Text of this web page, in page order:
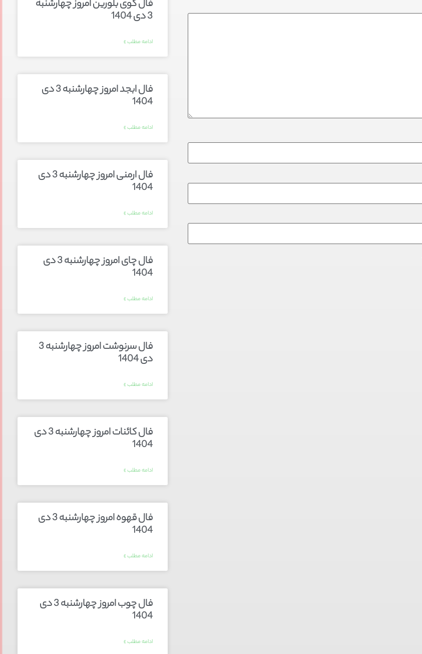
فال گوی بلورین امروز چهارشنبه
3 دی 1404
ادامه مطلب »
فال ابجد امروز چهارشنبه 3 دی
1404
ادامه مطلب »
فال ارمنی امروز چهارشنبه 3 دی
1404
ادامه مطلب »
فال چای امروز چهارشنبه 3 دی
1404
ادامه مطلب »
فال سرنوشت امروز چهارشنبه 3
دی 1404
ادامه مطلب »
فال کائنات امروز چهارشنبه 3 دی
1404
ادامه مطلب »
فال قهوه امروز چهارشنبه 3 دی
1404
ادامه مطلب »
فال چوب امروز چهارشنبه 3 دی
1404
ادامه مطلب »